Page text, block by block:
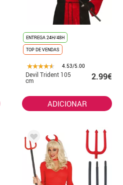
ENTREGA 24H/48H
TOP DE VENDAS
4.53/5.00
Devil Trident 105
cm 2.99€
ADICIONAR